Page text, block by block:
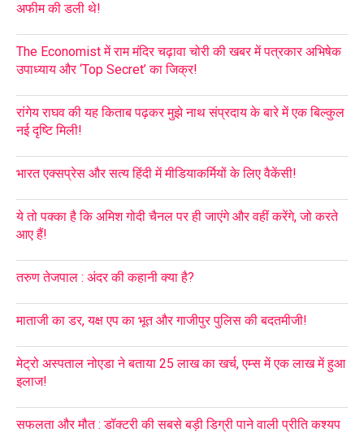
अफीम की डली थे!
The Economist में राम मंदिर चढ़ावा चोरी की खबर में पत्रकार अभिषेक
उपाध्याय और ‘Top Secret’ का जिक्र!
रांगेय राघव की यह किताब पढ़कर मुझे नाथ संप्रदाय के बारे में एक बिल्कुल
नई दृष्टि मिली!
भारत एक्सप्रेस और सत्य हिंदी में मीडियाकर्मियों के लिए वैकेंसी!
ये तो पक्का है कि अमिश गोदी चैनल पर ही जाएंगे और वहीं करेंगे, जो करते
आए हैं!
तरुण तेजपाल : अंदर की कहानी क्या है?
माताजी का डर, यक्ष एप का भूत और गाजीपुर पुलिस की बदतमीजी!
मेट्रो अस्पताल नोएडा ने बताया 25 लाख का खर्च, एम्स में एक लाख में हुआ
इलाज!
सफलता और मौत : डॉक्टरी की सबसे बड़ी डिग्री पाने वाली प्रीति कश्यप